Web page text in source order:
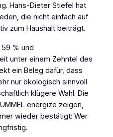
Hans-Dieter Stiefel hat
die nicht einfach auf
zum Haushalt beiträgt.
% und
unter einem Zehntel des
ein Beleg dafür, dass
nur ökologisch sinnvoll
klügere Wahl. Die
energize zeigen,
wieder bestätigt: Wer